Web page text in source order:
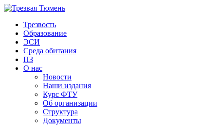
Трезвость
Образование
ЭСИ
Среда обитания
ПЗ
О нас
Новости
Наши издания
Курс ФТУ
Об организации
Структура
Документы